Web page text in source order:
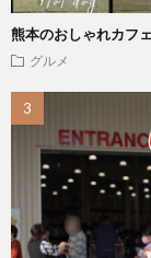
熊本のおしゃれカフ
グルメ